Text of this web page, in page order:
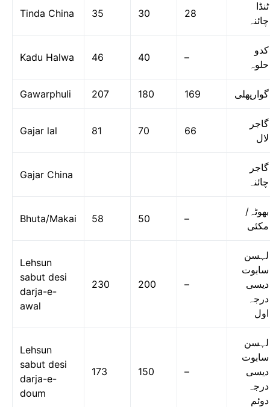
Tinda China 35 30 28
ٹنڈا
چائنہ
Kadu Halwa 46 40 –
کدو
حلوہ
Gawarphuli 207 180 169 گوارپھلی
Gajar lal 81 70 66
گاجر
لال
Gajar China
گاجر
چائنہ
Bhuta/Makai 58 50 –
بھوٹہ/
مکئی
Lehsun
sabut desi
darja-e-
awal
230 200 –
لہسن
سابوت
دیسی
درجہ
اول
Lehsun
sabut desi
darja-e-
doum
173 150 –
لہسن
سابوت
دیسی
درجہ
دوئم